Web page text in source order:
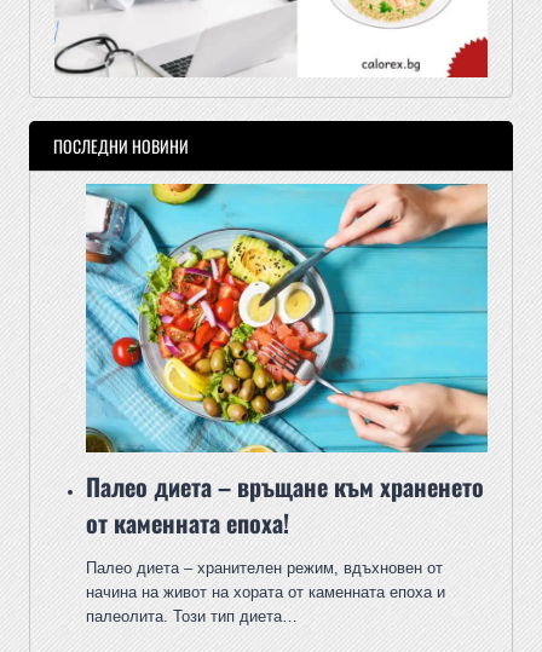
ПОСЛЕДНИ НОВИНИ
Палео диета – връщане към храненето
от каменната епоха!
Палео диета – хранителен режим, вдъхновен от
начина на живот на хората от каменната епоха и
палеолита. Този тип диета…